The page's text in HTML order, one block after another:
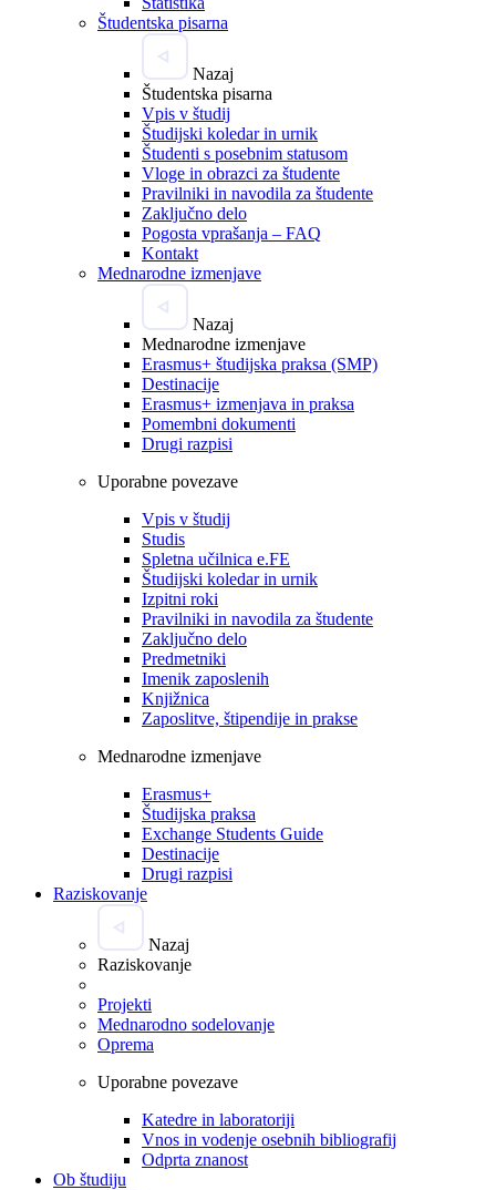
Študentska pisarna
Nazaj
Študentska pisarna
Vpis v študij
Študijski koledar in urnik
Študenti s posebnim statusom
Vloge in obrazci za študente
Pravilniki in navodila za študente
Zaključno delo
Pogosta vprašanja – FAQ
Kontakt
Mednarodne izmenjave
Nazaj
Mednarodne izmenjave
Erasmus+ študijska praksa (SMP)
Destinacije
Erasmus+ izmenjava in praksa
Pomembni dokumenti
Drugi razpisi
Uporabne povezave
Vpis v študij
Studis
Spletna učilnica e.FE
Študijski koledar in urnik
Izpitni roki
Pravilniki in navodila za študente
Zaključno delo
Predmetniki
Imenik zaposlenih
Knjižnica
Zaposlitve, štipendije in prakse
Mednarodne izmenjave
Erasmus+
Študijska praksa
Exchange Students Guide
Destinacije
Drugi razpisi
Raziskovanje
Nazaj
Raziskovanje
Projekti
Mednarodno sodelovanje
Oprema
Uporabne povezave
Katedre in laboratoriji
Vnos in vodenje osebnih bibliografij
Odprta znanost
Ob študiju